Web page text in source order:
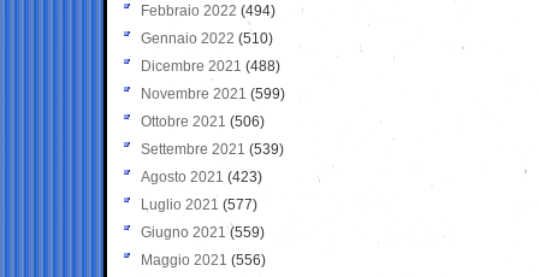
Febbraio 2022 (494)
Gennaio 2022 (510)
Dicembre 2021 (488)
Novembre 2021 (599)
Ottobre 2021 (506)
Settembre 2021 (539)
Agosto 2021 (423)
Luglio 2021 (577)
Giugno 2021(559)
Maggio 2021 (556)